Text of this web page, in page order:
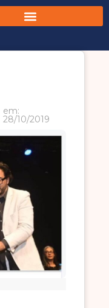
em:
28/10/2019